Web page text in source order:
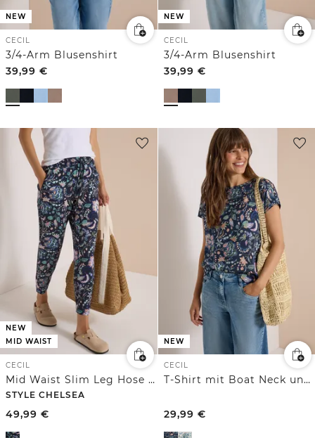
NEW
CECIL
3/4-Arm Blusenshirt
39,99 €
NEW
CECIL
3/4-Arm Blusenshirt
39,99 €
NEW
MID WAIST
CECIL
Mid Waist Slim Leg Hose im Loose Fit
STYLE CHELSEA
49,99 €
NEW
CECIL
T-Shirt mit Boat Neck und Print
29,99 €